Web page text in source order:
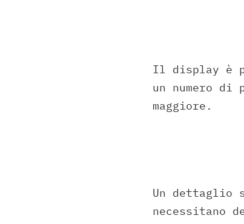
Il display è
un numero
maggiore.
Un dettaglio
necessitano